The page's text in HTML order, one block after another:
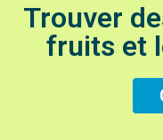
Trouver
fruits et